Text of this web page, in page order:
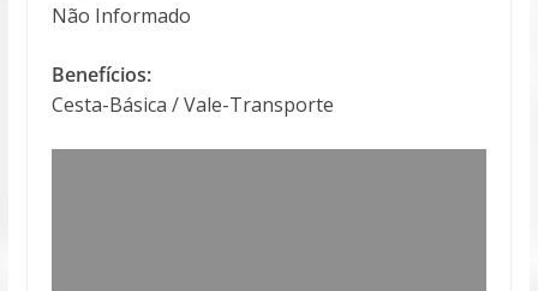
Não Informado
Benefícios:
Cesta-Básica / Vale-Transporte